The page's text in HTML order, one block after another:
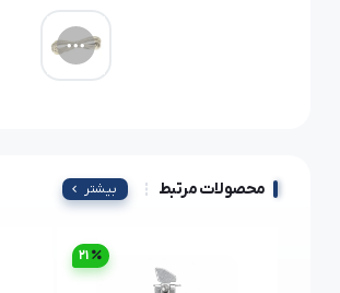
محصولات مرتبط بیشتر
21